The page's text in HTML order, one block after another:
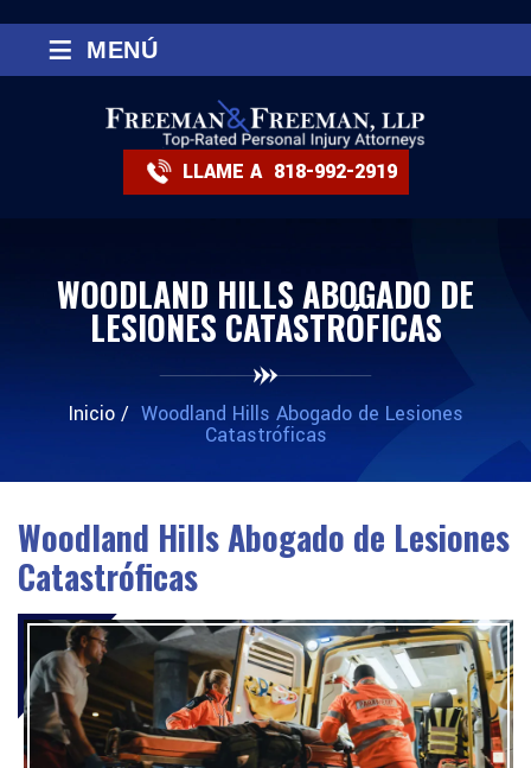
LLAME A 818-992-2919
≡ MENÚ
WOODLAND HILLS ABOGADO DE
LESIONES CATASTRÓFICAS
Inicio/ Woodland Hills Abogado de Lesiones
Catastróficas
Woodland Hills Abogado de Lesiones
Catastróficas